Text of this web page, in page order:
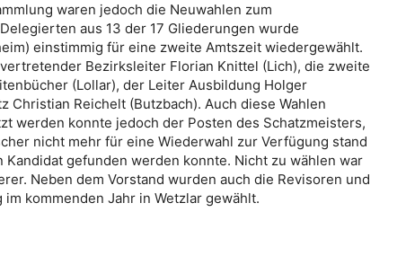
waren jedoch die Neuwahlen zum
aus 13 der 17 Gliederungen wurde
einstimmig für eine zweite Amtszeit wiedergewählt.
Bezirksleiter Florian Knittel (Lich), die zweite
(Lollar), der Leiter Ausbildung Holger
Christian Reichelt (Butzbach). Auch diese Wahlen
werden konnte jedoch der Posten des Schatzmeisters,
nicht mehr für eine Wiederwahl zur Verfügung stand
Kandidat gefunden werden konnte. Nicht zu wählen war
Neben dem Vorstand wurden auch die Revisoren und
kommenden Jahr in Wetzlar gewählt.